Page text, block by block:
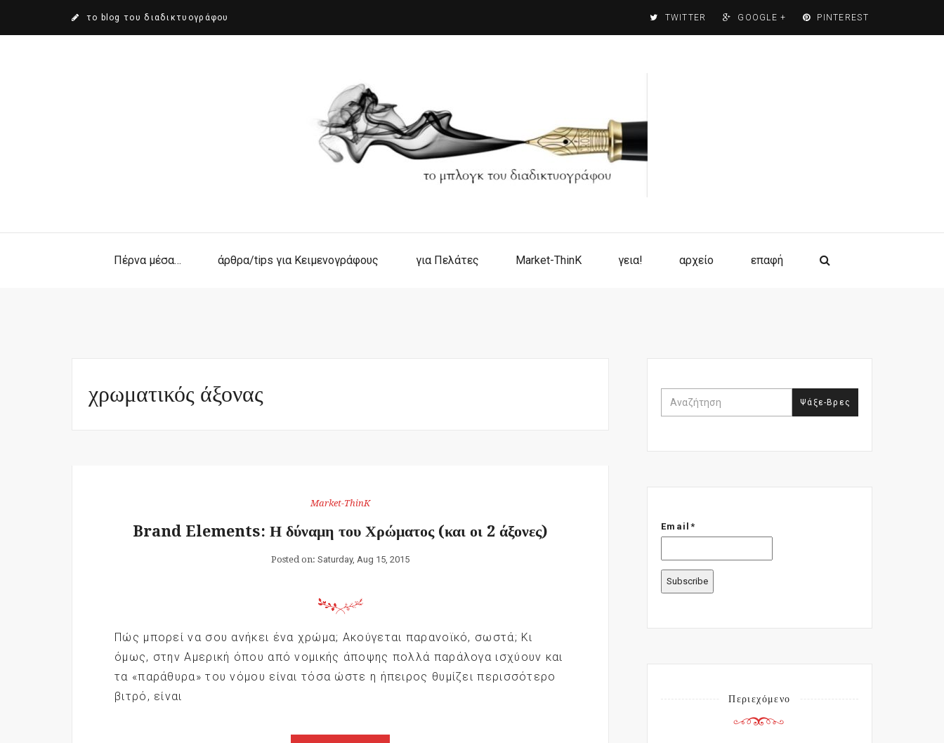
το blog του διαδικτυογράφου TWITTER GOOGLE + PINTEREST
Πέρνα μέσα… άρθρα/tips για Κειμενογράφους για Πελάτες Market-ThinK γεια! αρχείο επαφή
χρωματικός άξονας
Market-ThinK
Brand Elements: Η δύναμη του Χρώματος (και οι 2 άξονες)
Posted on: Saturday, Aug 15, 2015
Πώς μπορεί να σου ανήκει ένα χρώμα; Ακούγεται παρανοϊκό, σωστά; Κι
όμως, στην Αμερική όπου από νομικής άποψης πολλά παράλογα ισχύουν και
τα «παράθυρα» του νόμου είναι τόσα ώστε η ήπειρος θυμίζει περισσότερο
βιτρό, είναι
Email*
Περιεχόμενο